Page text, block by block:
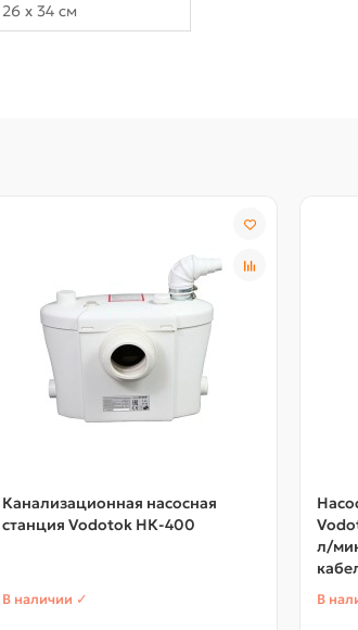
х 34 см
Канализационная насосная
станция Vodotok НК-400
В наличии ✓
л/
В